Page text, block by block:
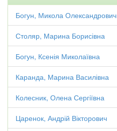
Богун, Микола Олександрович
Столяр, Марина Борисівна
Богун, Ксенія Миколаївна
Каранда, Марина Василівна
Колесник, Олена Сергіївна
Царенок, Андрій Вікторович